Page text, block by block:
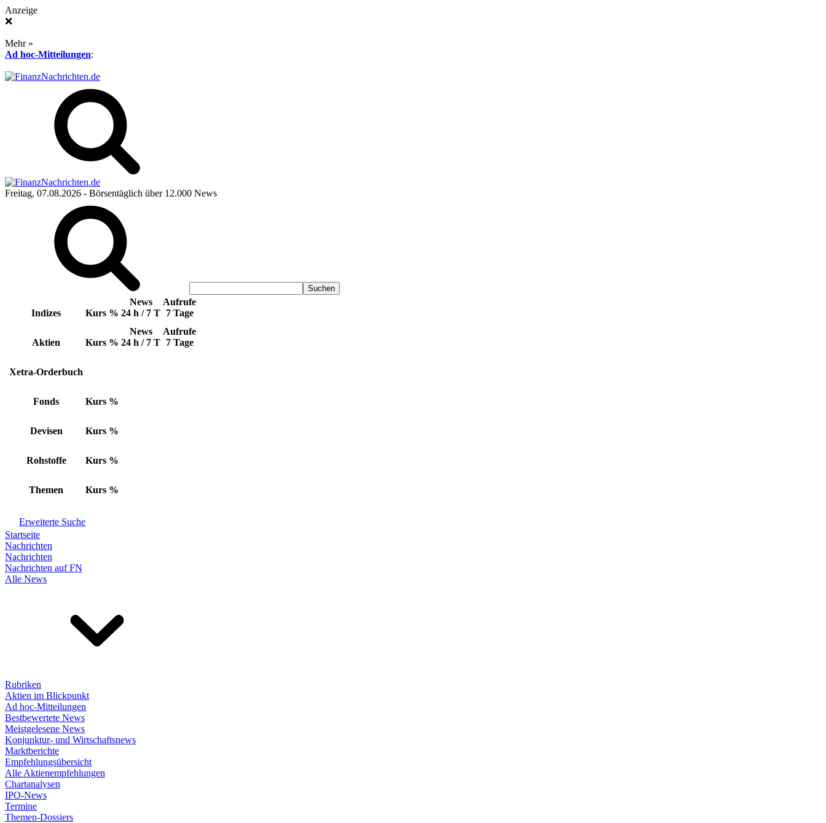
Anzeige
❌
Mehr »
Ad hoc-Mitteilungen:
Freitag, 07.08.2026 - Börsentäglich über 12.000 News
Indizes Kurs %
News
24 h / 7 T
Aufrufe
7 Tage
Aktien Kurs %
News
24 h / 7 T
Aufrufe
7 Tage
Xetra-Orderbuch
Fonds Kurs %
Devisen Kurs %
Rohstoffe Kurs %
Themen Kurs %
Erweiterte Suche
Startseite
Nachrichten
Nachrichten
Nachrichten auf FN
Alle News
Rubriken
Aktien im Blickpunkt
Ad hoc-Mitteilungen
Bestbewertete News
Meistgelesene News
Konjunktur- und Wirtschaftsnews
Marktberichte
Empfehlungsübersicht
Alle Aktienempfehlungen
Chartanalysen
IPO-News
Termine
Themen-Dossiers